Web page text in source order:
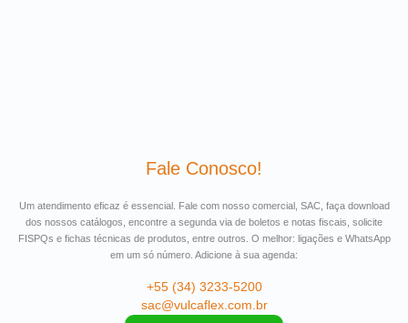
Fale Conosco!
Um atendimento eficaz é essencial. Fale com nosso comercial, SAC, faça download
dos nossos catálogos, encontre a segunda via de boletos e notas fiscais, solicite
FISPQs e fichas técnicas de produtos, entre outros. O melhor: ligações e WhatsApp
em um só número. Adicione à sua agenda:
+55 (34) 3233-5200
sac@vulcaflex.com.br